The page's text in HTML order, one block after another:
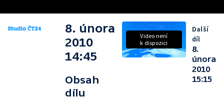
8. února
2010
14:45
Obsah
dílu
Video není
k dispozici
Další
díl
8.
února
2010
15:15